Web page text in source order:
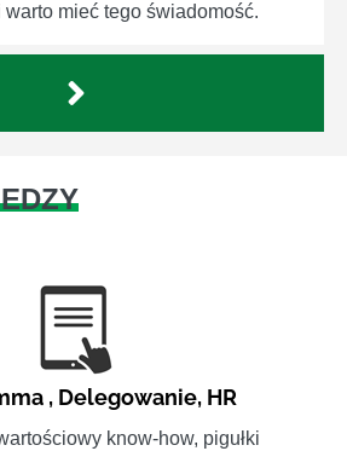
warto mieć tego świadomość.
, Delegowanie, HR
know-how, pigułki